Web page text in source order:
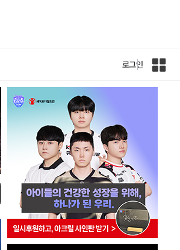
로그인
인